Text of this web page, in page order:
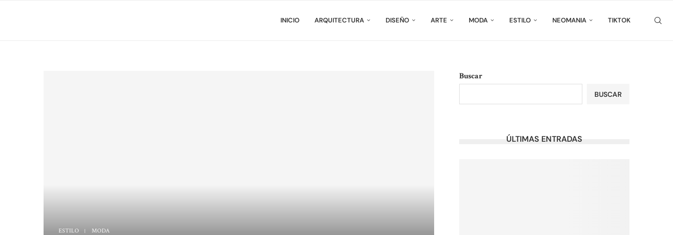
INICIO ARQUITECTURA DISEÑO ARTE MODA ESTILO NEOMANIA TIKTOK
ESTILO MODA
Buscar
BUSCAR
ÚLTIMAS ENTRADAS